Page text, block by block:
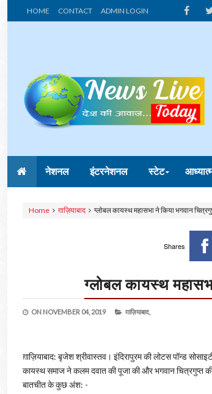
HOME CONTACT ADMIN LOGIN
नेशनल इंटरनेशनल स्टेट
Home ग़ाज़ियाबाद ग्लोबल कायस्थ महासभा ने किया भगवान
Shares
ग्लोबल कायस्थ
ON NOVEMBER 04, 2019 ग़ाज़ियाबाद,
ग़ाज़ियाबाद: बृजेश श्रीवास्तव। इंदिरापुरम की लोटस पॉन्ड
कायस्थ समाज ने कलम दवात की पूजा की और भगवान चित्रगुप्त
बातचीत के कुछ अंश: -